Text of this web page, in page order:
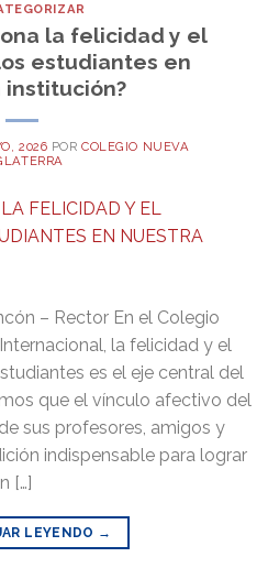
la felicidad y el
estudiantes en
institución?
2026 PORCOLEGIO NUEVA
– Rector En el Colegio
la felicidad y el
es el eje central del
que el vínculo afectivo del
sus profesores, amigos y
indispensable para lograr
[…]
LEYENDO →